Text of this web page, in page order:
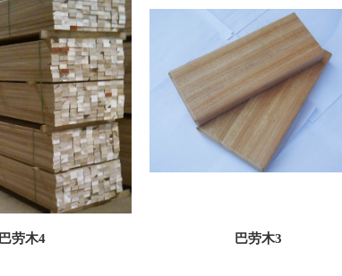
巴劳木4 巴劳木3